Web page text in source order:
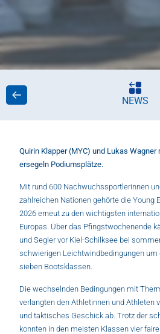
NEWS
Quirin Klapper (MYC) und Lukas
ersegeln Podiumsplätze.
Mit rund 600 Nachwuchssportlerinnen
zahlreichen Nationen gehörte die Young
2026 erneut zu den wichtigsten
Europas. Über das Pfingstwochenende
und Segler vor Kiel-Schilksee bei
schwierigen Leichtwindbedingungen
sieben Bootsklassen.
Die wechselnden Bedingungen mit
verlangten den Athletinnen und Athleten
und taktisches Geschick ab. Trotz der
konnten in den meisten Klassen vier